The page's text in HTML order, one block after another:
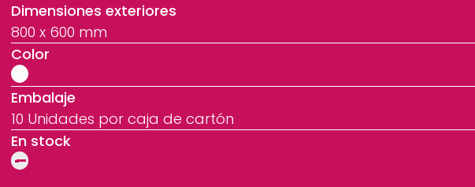
Dimensiones exteriores
800 x 600 mm
Color
Embalaje
10 Unidades por caja de cartón
En stock